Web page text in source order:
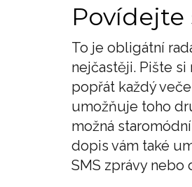
Povídejte
To je obligátní
nejčastěji. Pište si
popřát každý
umožňuje toho
možná
dopis vám také
SMS zprávy nebo